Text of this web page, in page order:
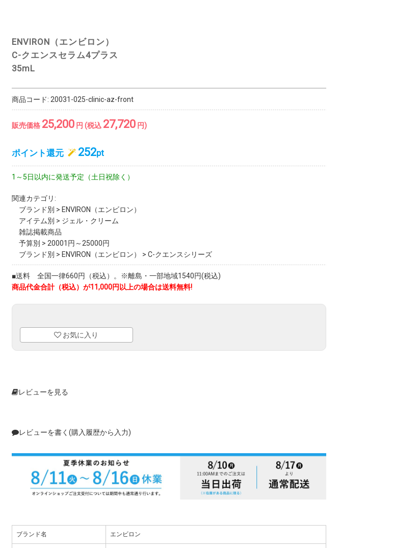
ENVIRON（エンビロン）
C-クエンスセラム4プラス
35mL
商品コード: 20031-025-clinic-az-front
販売価格 25,200円 (税込 27,720円)
ポイント還元 252pt
1～5日以内に発送予定（土日祝除く）
関連カテゴリ:
ブランド別 > ENVIRON（エンビロン）
アイテム別 > ジェル・クリーム
雑誌掲載商品
予算別 > 20001円～25000円
ブランド別 > ENVIRON（エンビロン） > C-クエンスシリーズ
■送料 全国一律660円（税込）。※離島・一部地域1540円(税込)
商品代金合計（税込）が11,000円以上の場合は送料無料!
お気に入り
レビューを見る
レビューを書く(購入履歴から入力)
ブランド名 エンビロン